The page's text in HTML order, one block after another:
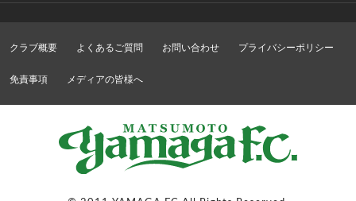
クラブ概要 よくあるご質問 お問い合わせ プライバシーポリシー
免責事項 メディアの皆様へ